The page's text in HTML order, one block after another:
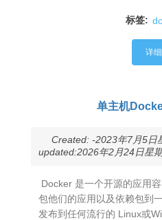
标签:
详细
单主机
Created: -2023年7月5日
updated:2026年2月24日星
Docker 是一个开源的应用
包他们的应用以及依赖包到
发布到任何流行的 Linux或